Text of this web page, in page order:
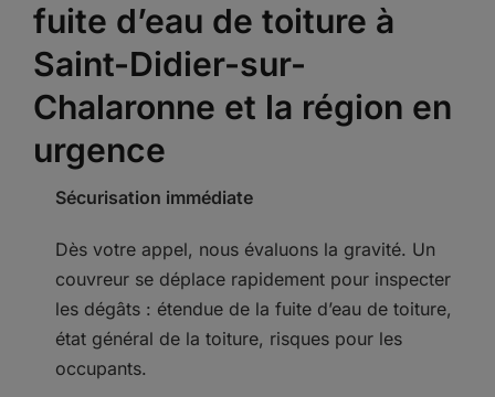
fuite d’eau de toiture à
Saint-Didier-sur-
Chalaronne et la région en
urgence
Sécurisation immédiate
Dès votre appel, nous évaluons la gravité. Un
couvreur se déplace rapidement pour inspecter
les dégâts : étendue de la fuite d’eau de toiture,
état général de la toiture, risques pour les
occupants.